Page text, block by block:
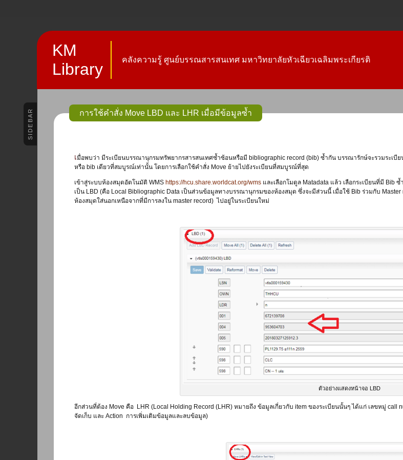
KM
Library
คลังความรู้ ศูนย์บรรณสารสนเทศ มหาวิทยาลัยหัวเฉียวเฉลิมพระเกียรติ
SIDEBAR การใช้คำสั่ง Move LBD และ LHR เมื่อมีข้อมูลซ้ำ
เมื่อพบว่า มีระเบียนบรรณานุกรมทรัพยากรสารสนเทศซ้ำซ้อนหรือมี bibliographic record (bib) ซ้ำกัน บรรณารักษ์จะรวมระเบียนนั้น ๆ หรือรวม bib นั้นให้เหลือเพียงระเบียนเดียว
หรือ bib เดียวที่สมบูรณ์เท่านั้น โดยการเลือกใช้คำสั่ง Move ย้ายไปยังระเบียนที่สมบูรณ์ที่สุด
เข้าสู่ระบบห้องสมุดอัตโนมัติ WMS https://hcu.share.worldcat.org/wmsและเลือกโมดูล Matadata แล้ว เลือกระเบียนที่มี Bib
เป็น LBD (คือ Local Bibliographic Data เป็นส่วนข้อมูลทางบรรณานุกรมของห้องสมุด ซึ่งจะมีส่วนนี้ เมื่อใช้ Bib ร่วมกับ
ห้องสมุดใส่นอกเหนือจากที่มีการลงใน master record) ไปอยู่ในระเบียนใหม่
ตัวอย่างแสดงหน้าจอ LBD
อีกส่วนที่ต้อง Move คือ LHR (Local Holding Record (LHR) หมายถึง ข้อมูลเกี่ยวกับ item ของระเบียนนั้นๆ ได้แก่ เลขหมู่
จัดเก็บ และ Action การเพิ่มเติมข้อมูลและลบข้อมูล)